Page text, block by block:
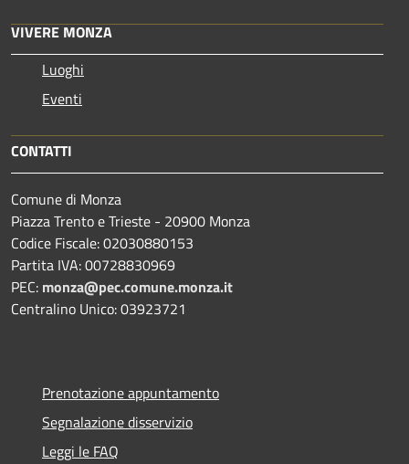
VIVERE MONZA
Luoghi
Eventi
CONTATTI
Comune di Monza
Piazza Trento e Trieste - 20900 Monza
Codice Fiscale: 02030880153
Partita IVA: 00728830969
PEC: monza@pec.comune.monza.it
Centralino Unico: 03923721
Prenotazione appuntamento
Segnalazione disservizio
Leggi le FAQ